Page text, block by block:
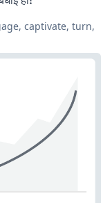
captivate, turn,